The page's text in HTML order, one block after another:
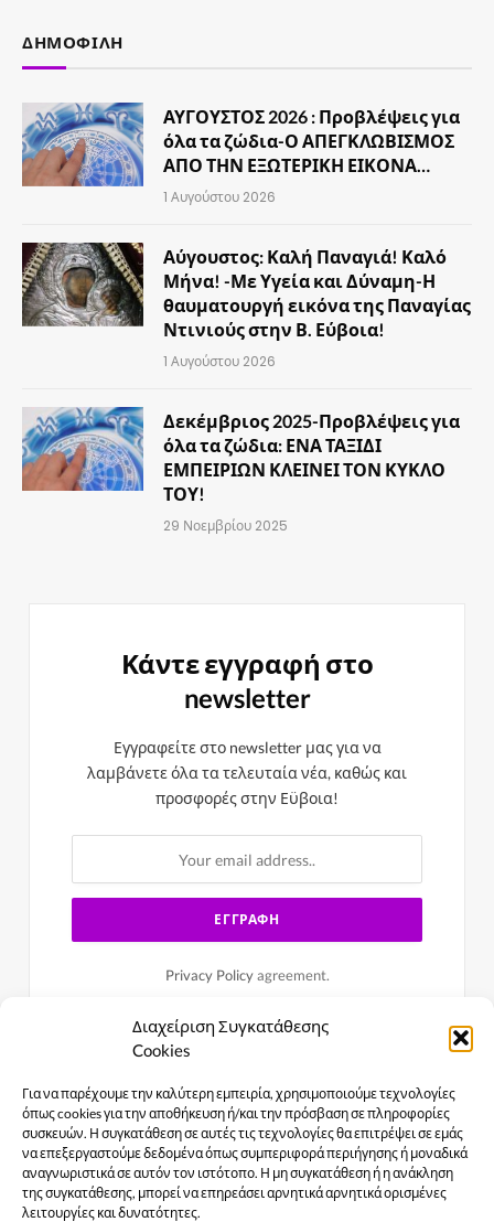
Διαχείριση Συγκατάθεσης
Cookies
Για να παρέχουμε την καλύτερη εμπειρία, χρησιμοποιούμε τεχνολογίες
όπως cookies για την αποθήκευση ή/και την πρόσβαση σε πληροφορίες
συσκευών. Η συγκατάθεση σε αυτές τις τεχνολογίες θα επιτρέψει σε εμάς
να επεξεργαστούμε δεδομένα όπως συμπεριφορά περιήγησης ή μοναδικά
αναγνωριστικά σε αυτόν τον ιστότοπο. Η μη συγκατάθεση ή η ανάκληση
της συγκατάθεσης, μπορεί να επηρεάσει αρνητικά αρνητικά ορισμένες
λειτουργίες και δυνατότητες.
ΔΗΜΟΦΙΛΉ
ΑΥΓΟΥΣΤΟΣ 2026 : Προβλέψεις για
όλα τα ζώδια-Ο ΑΠΕΓΚΛΩΒΙΣΜΟΣ
ΑΠΟ ΤΗΝ ΕΞΩΤΕΡΙΚΗ ΕΙΚΟΝΑ…
1 Αυγούστου 2026
Αύγουστος: Καλή Παναγιά! Καλό
Μήνα! -Με Υγεία και Δύναμη-Η
θαυματουργή εικόνα της Παναγίας
Ντινιούς στην Β. Εύβοια!
1 Αυγούστου 2026
Δεκέμβριος 2025-Προβλέψεις για
όλα τα ζώδια: ΕΝΑ ΤΑΞΙΔΙ
ΕΜΠΕΙΡΙΩΝ ΚΛΕΙΝΕΙ ΤΟΝ ΚΥΚΛΟ
ΤΟΥ!
29 Νοεμβρίου 2025
Κάντε εγγραφή στο
newsletter
Εγγραφείτε στο newsletter μας για να
λαμβάνετε όλα τα τελευταία νέα, καθώς και
προσφορές στην Εϋβοια!
Privacy Policyagreement.